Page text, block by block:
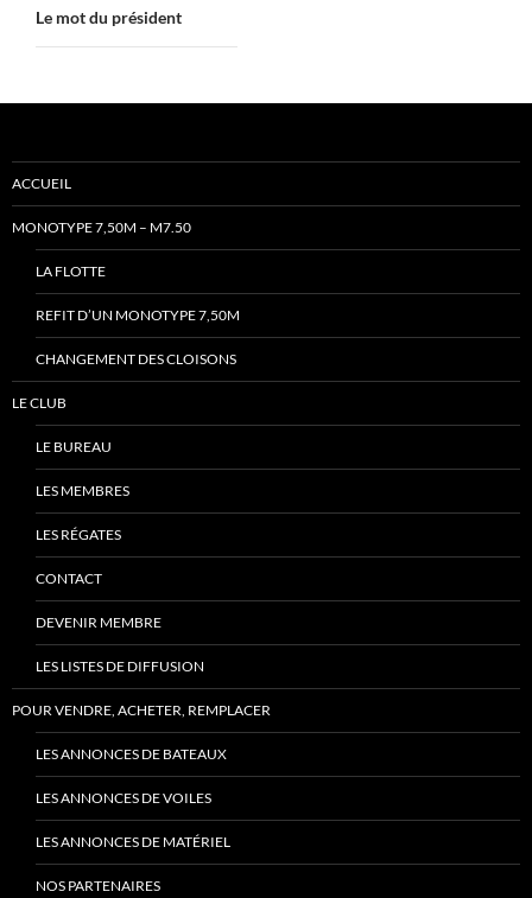
Le mot du président
ACCUEIL
MONOTYPE 7,50M – M7.50
LA FLOTTE
REFIT D’UN MONOTYPE 7,50M
CHANGEMENT DES CLOISONS
LE CLUB
LE BUREAU
LES MEMBRES
LES RÉGATES
CONTACT
DEVENIR MEMBRE
LES LISTES DE DIFFUSION
POUR VENDRE, ACHETER, REMPLACER
LES ANNONCES DE BATEAUX
LES ANNONCES DE VOILES
LES ANNONCES DE MATÉRIEL
NOS PARTENAIRES